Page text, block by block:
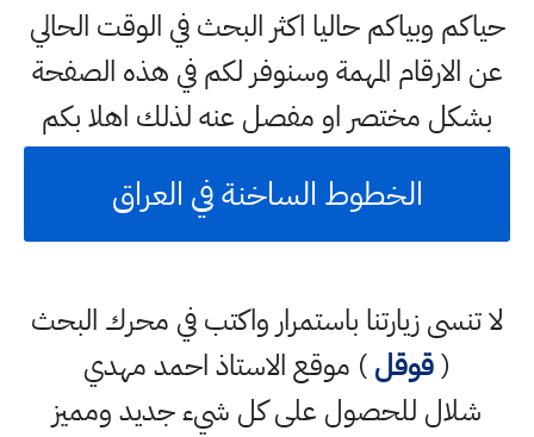
حياكم وبياكم حاليا اكثر البحث في الوقت الحالي
عن الارقام المهمة وسنوفر لكم في هذه الصفحة
بشكل مختصر او مفصل عنه لذلك اهلا بكم
الخطوط الساخنة في العراق
لا تنسى زيارتنا باستمرار واكتب في محرك البحث
(قوقل) موقع الاستاذ احمد مهدي
شلال للحصول على كل شيء جديد ومميز